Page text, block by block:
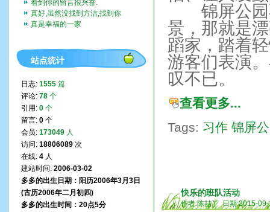
锦屏公园
景，那就是
蹈家，踏着
游客们表演
叹不已。
查看更多...
Tags: 习作 锦屏
快乐的班队活动
作者:陈喆丫 日期:2015-
看到你的留言很兴奋.
真好,虽然没找到方洁,找到你
们全家福,让人挺兴奋的...
真是幸福的一家
站点统计
日志: 1555 篇
评论: 78 个
引用: 0 个
留言: 0 个
会员: 173049 人
访问: 18806089 次
在线: 4 人
建站时间: 2006-03-02
多多的出生日期：阳历2006年3月3日
(古历2006年二月初四)
多多的出生时间：20点5分